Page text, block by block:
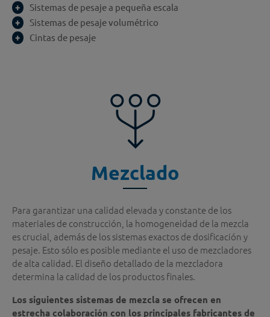
Sistemas de pesaje a pequeña escala
Sistemas de pesaje volumétrico
Cintas de pesaje
Mezclado
Para garantizar una calidad elevada y constante de los
materiales de construcción, la homogeneidad de la mezcla
es crucial, además de los sistemas exactos de dosificación y
pesaje. Esto sólo es posible mediante el uso de mezcladores
de alta calidad. El diseño detallado de la mezcladora
determina la calidad de los productos finales.
Los siguientes sistemas de mezcla se ofrecen en
estrecha colaboración con los principales fabricantes de